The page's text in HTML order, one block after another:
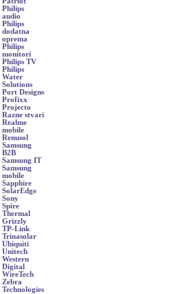
Philips
audio
Philips
dodatna
oprema
Philips
monitori
Philips TV
Philips
Water
Solutions
Port Designs
Profixx
Projecto
Razne stvari
Realme
mobile
Renusol
Samsung
B2B
Samsung IT
Samsung
mobile
Sapphire
SolarEdge
Sony
Spire
Thermal
Grizzly
TP-Link
Trinasolar
Ubiquiti
Unitech
Western
Digital
WireTech
Zebra
Technologies